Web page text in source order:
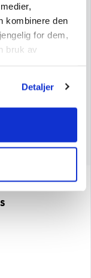
kombinere den
for dem,
bruk av
Detaljer